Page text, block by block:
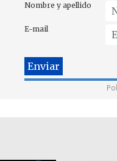
Nombre y apellido
E-mail